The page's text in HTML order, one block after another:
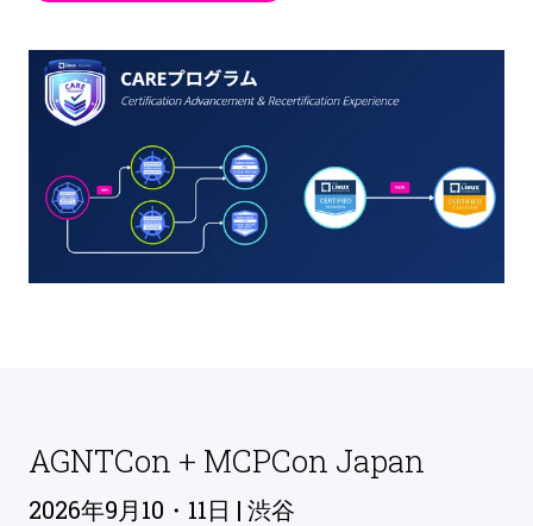
AGNTCon + MCPCon Japan
2026年9月10・11日 | 渋谷